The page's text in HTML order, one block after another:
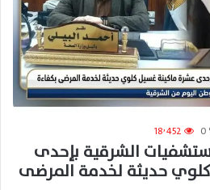
0 18٬452
الشرقية بإحدى
حديثة لخدمة المرضى